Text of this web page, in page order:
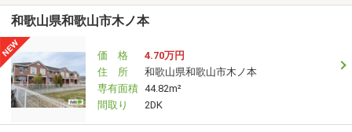
和歌山県和歌山市木ノ本
価 格
4.70万円
住 所
和歌山県和歌山市木ノ本
専有面積 44.82m²
間取り
2DK